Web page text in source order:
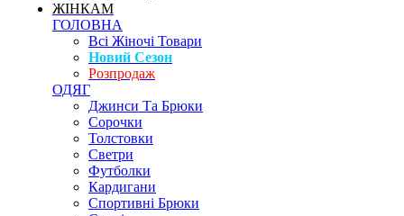
ЖІНКАМ
ГОЛОВНА
Всі Жіночі Товари
Новий Сезон
Розпродаж
ОДЯГ
Джинси Та Брюки
Сорочки
Толстовки
Светри
Футболки
Кардигани
Спортивні Брюки